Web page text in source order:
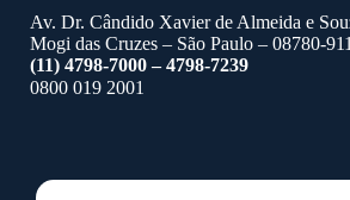
Av. Dr. Cândido Xavier de Almeida e
Mogi das Cruzes – São Paulo – 08780-911
(11) 4798-7000 – 4798-7239
0800 019 2001